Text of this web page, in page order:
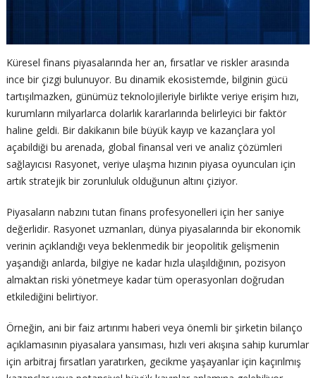
Küresel finans piyasalarında her an, fırsatlar ve riskler arasında
ince bir çizgi bulunuyor. Bu dinamik ekosistemde, bilginin gücü
tartışılmazken, günümüz teknolojileriyle birlikte veriye erişim hızı,
kurumların milyarlarca dolarlık kararlarında belirleyici bir faktör
haline geldi. Bir dakikanın bile büyük kayıp ve kazançlara yol
açabildiği bu arenada, global finansal veri ve analiz çözümleri
sağlayıcısı Rasyonet, veriye ulaşma hızının piyasa oyuncuları için
artık stratejik bir zorunluluk olduğunun altını çiziyor.
Piyasaların nabzını tutan finans profesyonelleri için her saniye
değerlidir. Rasyonet uzmanları, dünya piyasalarında bir ekonomik
verinin açıklandığı veya beklenmedik bir jeopolitik gelişmenin
yaşandığı anlarda, bilgiye ne kadar hızla ulaşıldığının, pozisyon
almaktan riski yönetmeye kadar tüm operasyonları doğrudan
etkilediğini belirtiyor.
Örneğin, ani bir faiz artırımı haberi veya önemli bir şirketin bilanço
açıklamasının piyasalara yansıması, hızlı veri akışına sahip kurumlar
için arbitraj fırsatları yaratırken, gecikme yaşayanlar için kaçırılmış